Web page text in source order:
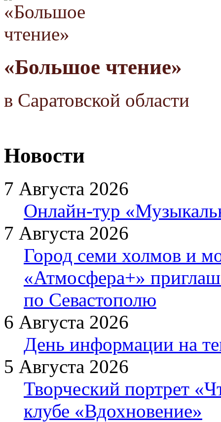
«Большое чтение»
в Саратовской области
Новости
7 Августа 2026
Онлайн-тур
7 Августа 2026
Город семи холмов и
«Атмосфера+»
по Севастополю
6 Августа 2026
День информации на
5 Августа 2026
Творческий портрет
клубе «Вдохновение»